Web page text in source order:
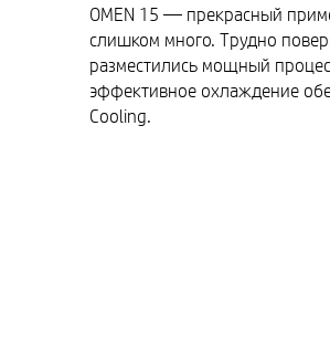
OMEN 15 — прекрасный
слишком много. Трудно
разместились мощный
эффективное охлаждение
Cooling.